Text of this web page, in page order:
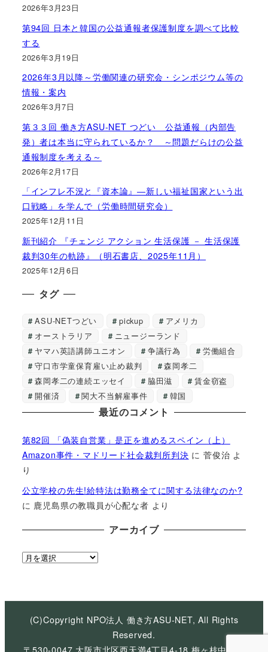
2026年3月23日
第94回 日本と韓国の公益通報者保護制度を調べて比較
する
2026年3月19日
2026年3月以降～労働関連の研究会・シンポジウム等の
情報・案内
2026年3月7日
第３３回 働き方ASU-NET つどい 公益通報（内部告
発）者は本当に守られているか？ ～問題だらけの公益
通報制度を考える～
2026年2月17日
「インフレ不況と『資本論』―新しい福祉国家という出
口戦略」を学んで（労働時間研究会）
2025年12月11日
新刊紹介 『チェンジ アクション 生活保護 － 生活保護
裁判30年の軌跡』（明石書店、2025年11月）
2025年12月6日
タグ
ASU-NETつどい pickup
アメリカ
オーストラリア
ニュージーランド
ヤマハ英語講師ユニオン
争議行為
労働組合
守口市学童保育雇い止め裁判
森岡孝二
森岡孝二の連続エッセイ
脇田滋
賃金窃盗
開催済
関大不当解雇事件 韓国
最近のコメント
第82回 「偽装自営業」是正を進めるスペイン（上）
Amazon事件・マドリード社会裁判所判決 に菅俊治 よ
り
公立学校の先生!給特法は勤務全てに関する法律なのか?
に 鹿児島県の教職員が心配な者 より
アーカイブ
ア
イ
(C)Copyright NPO法人 働き方ASU-NET, All Rights
Reserved.
〒530-0047 大阪市北区西天満4丁目4-18 梅ヶ枝中央ビ